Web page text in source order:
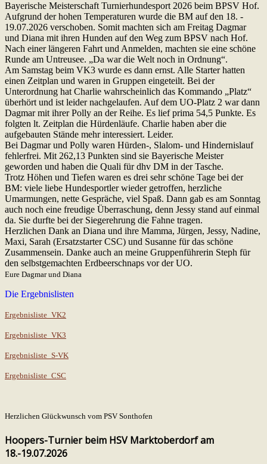
Bayerische Meisterschaft Turnierhundesport 2026 beim BPSV Hof.
Aufgrund der hohen Temperaturen wurde die BM auf den 18. -
19.07.2026 verschoben. Somit machten sich am Freitag Dagmar
und Diana mit ihren Hunden auf den Weg zum BPSV nach Hof.
Nach einer längeren Fahrt und Anmelden, machten sie eine schöne
Runde am Untreusee. „Da war die Welt noch in Ordnung“.
Am Samstag beim VK3 wurde es dann ernst. Alle Starter hatten
einen Zeitplan und waren in Gruppen eingeteilt. Bei der
Unterordnung hat Charlie wahrscheinlich das Kommando „Platz“
überhört und ist leider nachgelaufen. Auf dem UO-Platz 2 war dann
Dagmar mit ihrer Polly an der Reihe. Es lief prima 54,5 Punkte. Es
folgten lt. Zeitplan die Hürdenläufe. Charlie haben aber die
aufgebauten Stände mehr interessiert. Leider.
Bei Dagmar und Polly waren Hürden-, Slalom- und Hindernislauf
fehlerfrei. Mit 262,13 Punkten sind sie Bayerische Meister
geworden und haben die Quali für dhv DM in der Tasche.
Trotz Höhen und Tiefen waren es drei sehr schöne Tage bei der
BM: viele liebe Hundesportler wieder getroffen, herzliche
Umarmungen, nette Gespräche, viel Spaß. Dann gab es am Sonntag
auch noch eine freudige Überraschung, denn Jessy stand auf einmal
da. Sie durfte bei der Siegerehrung die Fahne tragen.
Herzlichen Dank an Diana und ihre Mamma, Jürgen, Jessy, Nadine,
Maxi, Sarah (Ersatzstarter CSC) und Susanne für das schöne
Zusammensein. Danke auch an meine Gruppenführerin Steph für
den selbstgemachten Erdbeerschnaps vor der UO.
Eure Dagmar und Diana
Die Ergebnislisten
Ergebnisliste_VK2
Ergebnisliste_VK3
Ergebnisliste_S-VK
Ergebnisliste_CSC
Herzlichen Glückwunsch vom PSV Sonthofen
Hoopers-Turnier beim HSV Marktoberdorf am
18.-19.07.2026